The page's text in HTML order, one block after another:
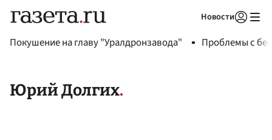
Новости
Покушение на главу "Уралдронзавода" Проблемы с
Юрий Долгих